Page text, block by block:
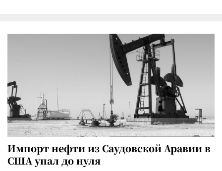
Импорт нефти из Саудовской Аравии в
США упал до нуля